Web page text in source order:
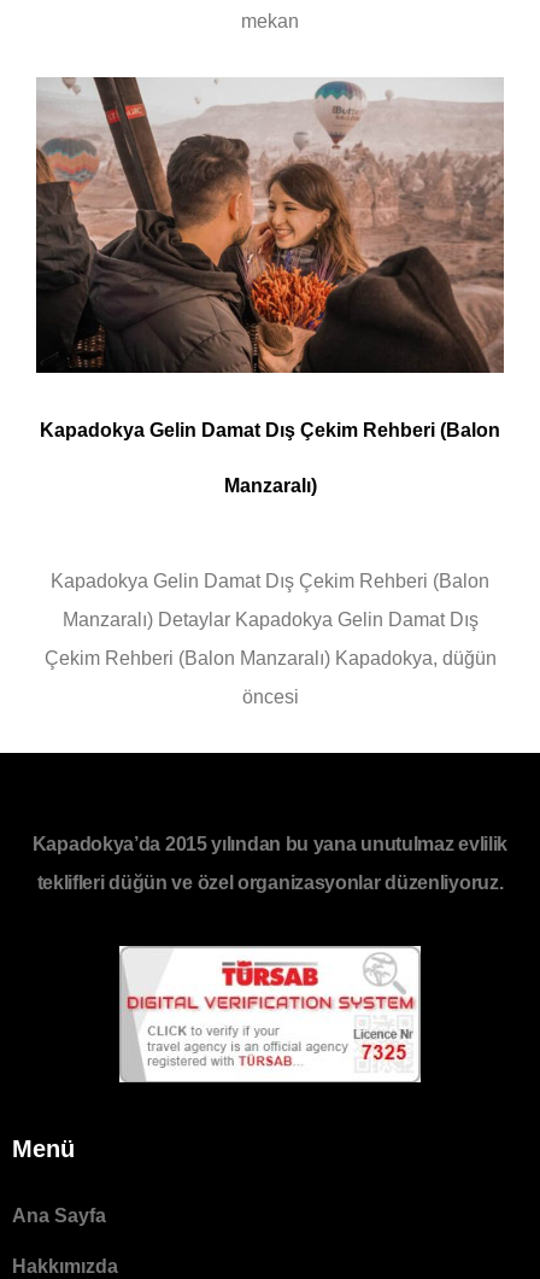
mekan
Kapadokya Gelin Damat Dış Çekim Rehberi (Balon
Manzaralı)
Kapadokya Gelin Damat Dış Çekim Rehberi (Balon
Manzaralı) Detaylar Kapadokya Gelin Damat Dış
Çekim Rehberi (Balon Manzaralı) Kapadokya, düğün
öncesi
Kapadokya’da 2015 yılından bu yana unutulmaz evlilik
teklifleri düğün ve özel organizasyonlar düzenliyoruz.
Menü
Ana Sayfa
Hakkımızda